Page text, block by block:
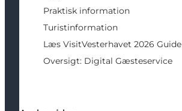
Praktisk information
Turistinformation
Læs VisitVesterhavet 2026 Guide
Oversigt: Digital Gæsteservice